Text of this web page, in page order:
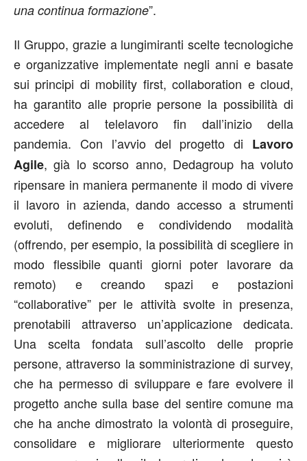
una continua formazione”.
Il Gruppo, grazie a lungimiranti scelte tecnologiche
e organizzative implementate negli anni e basate
sui principi di mobility first, collaboration e cloud,
ha garantito alle proprie persone la possibilità di
accedere al telelavoro fin dall’inizio della
pandemia. Con l’avvio del progetto di Lavoro
Agile, già lo scorso anno, Dedagroup ha voluto
ripensare in maniera permanente il modo di vivere
il lavoro in azienda, dando accesso a strumenti
evoluti, definendo e condividendo modalità
(offrendo, per esempio, la possibilità di scegliere in
modo flessibile quanti giorni poter lavorare da
remoto) e creando spazi e postazioni
“collaborative” per le attività svolte in presenza,
prenotabili attraverso un’applicazione dedicata.
Una scelta fondata sull’ascolto delle proprie
persone, attraverso la somministrazione di survey,
che ha permesso di sviluppare e fare evolvere il
progetto anche sulla base del sentire comune ma
che ha anche dimostrato la volontà di proseguire,
consolidare e migliorare ulteriormente questo